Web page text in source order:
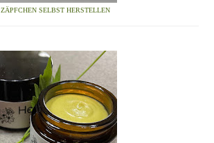
ZÄPFCHEN SELBST HERSTELLEN